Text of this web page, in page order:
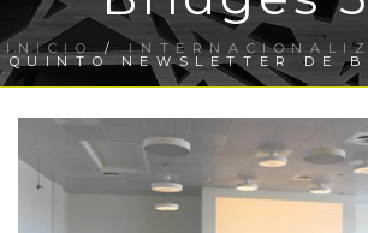
INICIO/
QUINTO NEWSLETTER DE